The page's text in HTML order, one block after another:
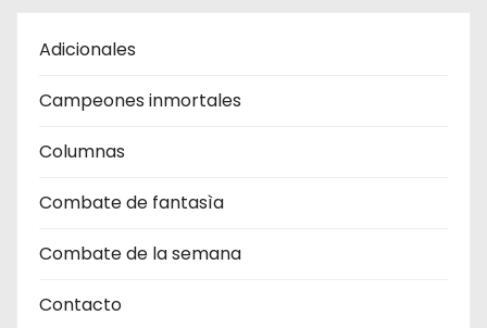
Adicionales
Campeones inmortales
Columnas
Combate de fantasìa
Combate de la semana
Contacto